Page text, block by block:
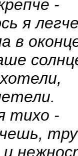
-
я
в
тихо -
и